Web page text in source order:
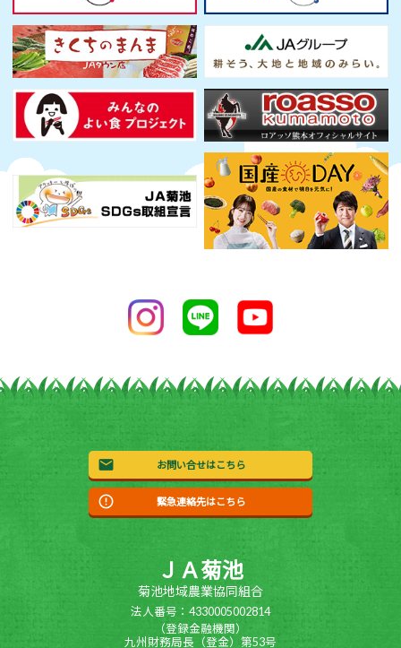
お問い合せはこちら
緊急連絡先はこちら
ＪＡ菊池
菊池地域農業協同組合
法人番号：4330005002814
（登録金融機関）
九州財務局長（登金）第53号